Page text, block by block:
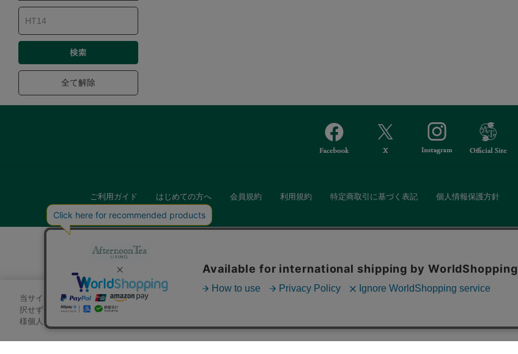
ヴィンテージ
全て解除
ご利用ガイド はじめての方へ 会員規約 利用規約 特定商取引に基づく表記 個人情報保護方針
当サイトでは、サイトの利便性向上のためにクッキーを使用いたします。ボタンから同意の可否を選択してください。選
択せずにページを移動した場合、クッキーの使用に同意したことになります。クッキーを通じて収集する情報には「お客
様個人を特定できる情報」は一切含まれておりません。詳細は